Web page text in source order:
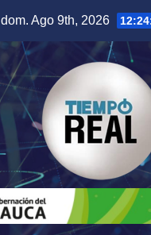
dom. Ago 9th, 2026